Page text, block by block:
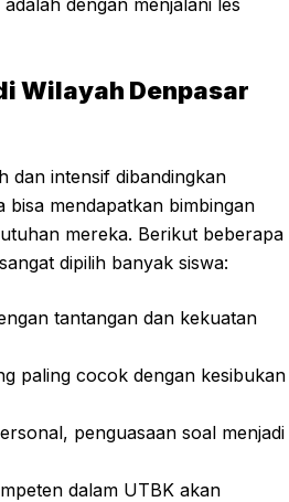
Wilayah Denpasar
dan intensif dibandingkan
bisa mendapatkan bimbingan
mereka. Berikut beberapa
dipilih banyak siswa:
tantangan dan kekuatan
paling cocok dengan kesibukan
penguasaan soal menjadi
dalam UTBK akan